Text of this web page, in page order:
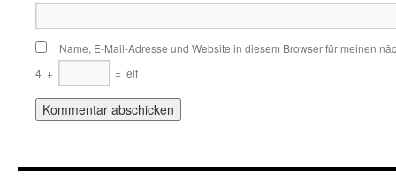
Name, E-Mail-Adresse und Website in diesem Browser für meinen
4 + = elf